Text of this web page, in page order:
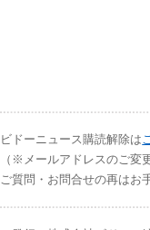
ビドーニュース購読解除は
（ ※メールアドレスのご変
ご質問・お問合せの再はお